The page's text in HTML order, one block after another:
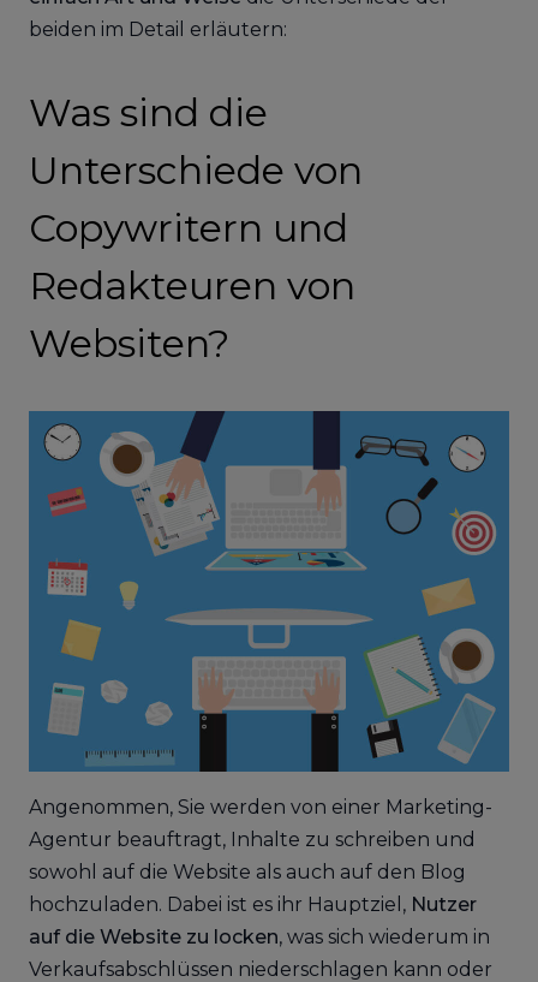
beiden im Detail erläutern:
Was sind die
Unterschiede von
Copywritern und
Redakteuren von
Websiten?
Angenommen, Sie werden von einer Marketing-
Agentur beauftragt, Inhalte zu schreiben und
sowohl auf die Website als auch auf den Blog
hochzuladen. Dabei ist es ihr Hauptziel, Nutzer
auf die Website zu locken, was sich wiederum in
Verkaufsabschlüssen niederschlagen kann oder